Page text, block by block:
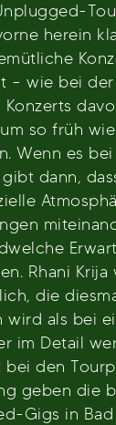
herein
– wie bei
so früh
Wenn es
dann,
Rhani Krija
die
wird als bei
im Detail
den
geben die
Gigs in